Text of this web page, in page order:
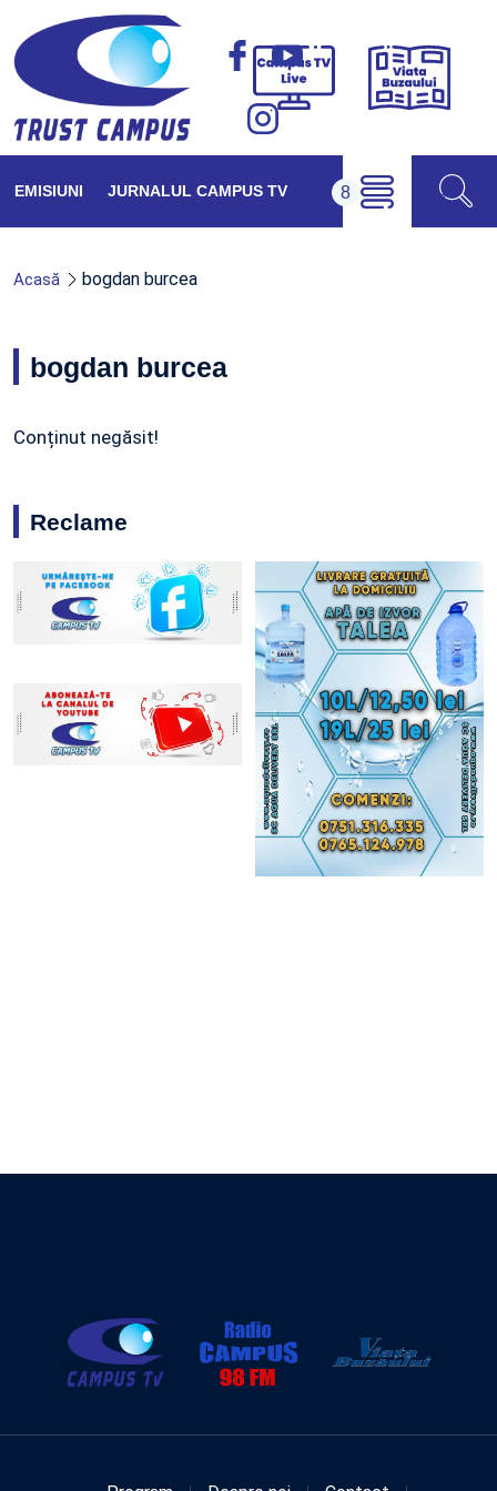
Campus
Viața
EMISIUNI JURNALUL CAMPUS TV
Acasă bogdan burcea
bogdan burcea
Conținut negăsit!
Reclame